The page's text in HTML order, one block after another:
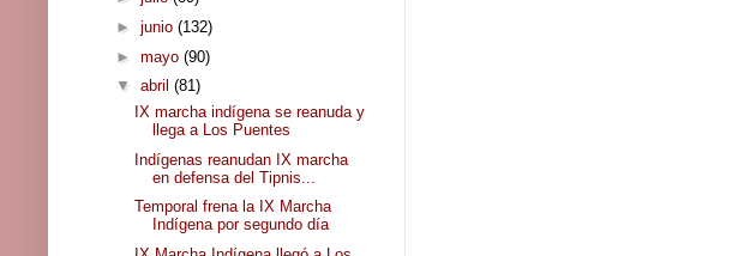
► junio (132)
► mayo (90)
▼ abril (81)
IX marcha indígena se reanuda y
llega a Los Puentes
Indígenas reanudan IX marcha
en defensa del Tipnis...
Temporal frena la IX Marcha
Indígena por segundo día